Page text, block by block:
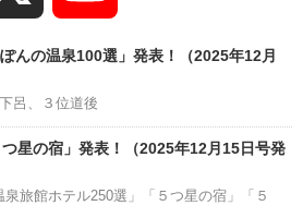
Channel
んの温泉100選」発表！（2025年12月
呂、３位道後
星の宿」発表！（2025年12月15日号発
旅館ホテル250選」「５つ星の宿」「５